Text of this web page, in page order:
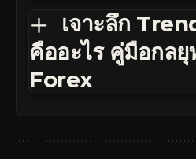
เจาะลึก
คืออะไร คู่มือกลยุ
Forex